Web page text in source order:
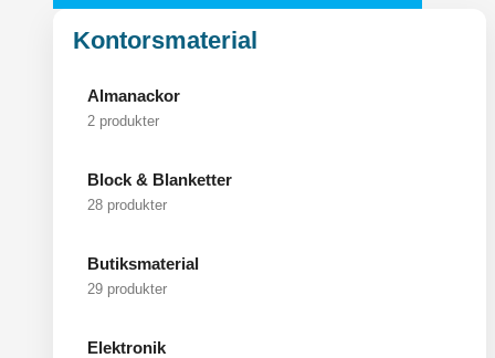
Kontorsmaterial
Almanackor
2 produkter
Block & Blanketter
28 produkter
Butiksmaterial
29 produkter
Elektronik